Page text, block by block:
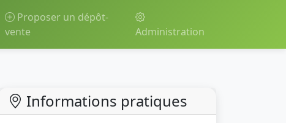
Proposer un dépôt-
vente
Administration
Informations pratiques